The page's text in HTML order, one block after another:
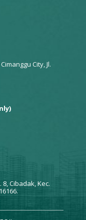
City, Jl.
8, Cibadak, Kec.